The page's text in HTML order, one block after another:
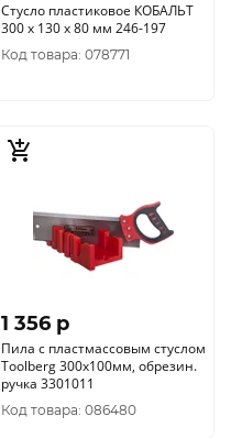
Стусло пластиковое КОБАЛЬТ
300 x 130 х 80 мм 246-197
Код товара: 078771
1 356 p
Пила с пластмассовым стуслом
Toolberg 300х100мм, обрезин.
ручка 3301011
Код товара: 086480